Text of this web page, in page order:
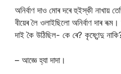
অনিৰ্বাণ দাও মোৰ দৰে হুইস্কী নাখায়
বীয়েৰ লৈ ওলাইছিলো অনিৰ্বাণ দাৰ
দাই কৈ উঠিছিল- কে ৰে? কৃষ্ণেন্দু
– আজ্ঞে হ্যা দাদা।